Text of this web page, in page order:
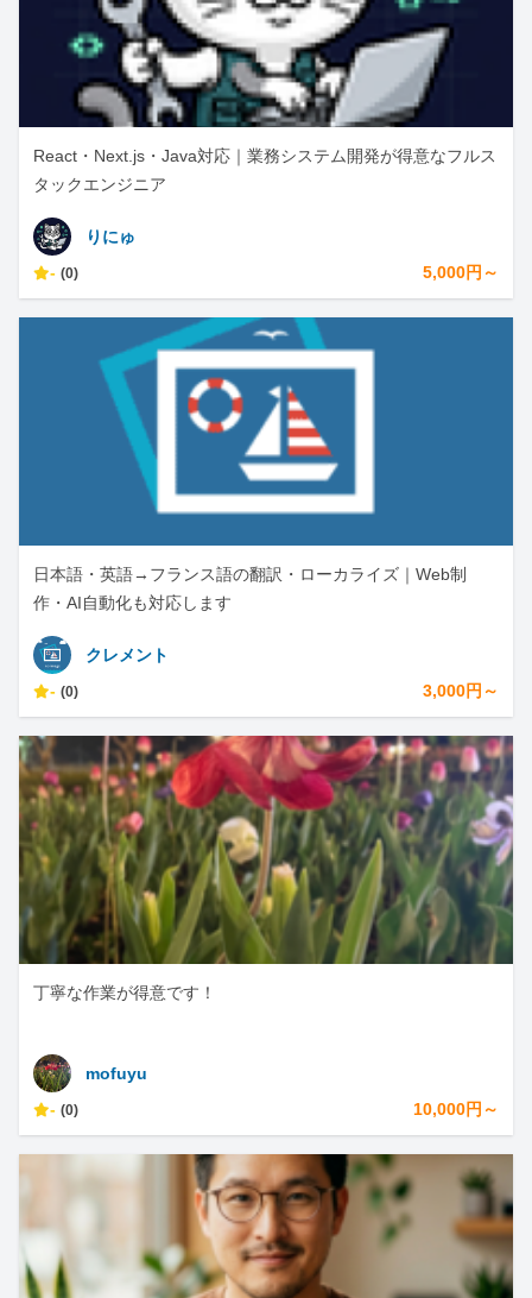
React・Next.js・Java対応｜業務システム開発が得意なフルス
タックエンジニア
りにゅ
- (0) 5,000円～
日本語・英語→フランス語の翻訳・ローカライズ｜Web制
作・AI自動化も対応します
クレメント
- (0) 3,000円～
丁寧な作業が得意です！
mofuyu
- (0) 10,000円～